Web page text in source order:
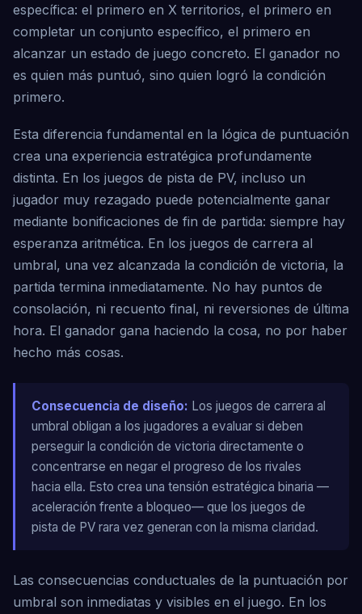
específica: el primero en X territorios, el primero en
completar un conjunto específico, el primero en
alcanzar un estado de juego concreto. El ganador no
es quien más puntuó, sino quien logró la condición
primero.
Esta diferencia fundamental en la lógica de puntuación
crea una experiencia estratégica profundamente
distinta. En los juegos de pista de PV, incluso un
jugador muy rezagado puede potencialmente ganar
mediante bonificaciones de fin de partida: siempre hay
esperanza aritmética. En los juegos de carrera al
umbral, una vez alcanzada la condición de victoria, la
partida termina inmediatamente. No hay puntos de
consolación, ni recuento final, ni reversiones de última
hora. El ganador gana haciendo la cosa, no por haber
hecho más cosas.
Consecuencia de diseño: Los juegos de carrera al
umbral obligan a los jugadores a evaluar si deben
perseguir la condición de victoria directamente o
concentrarse en negar el progreso de los rivales
hacia ella. Esto crea una tensión estratégica binaria —
aceleración frente a bloqueo— que los juegos de
pista de PV rara vez generan con la misma claridad.
Las consecuencias conductuales de la puntuación por
umbral son inmediatas y visibles en el juego. En los